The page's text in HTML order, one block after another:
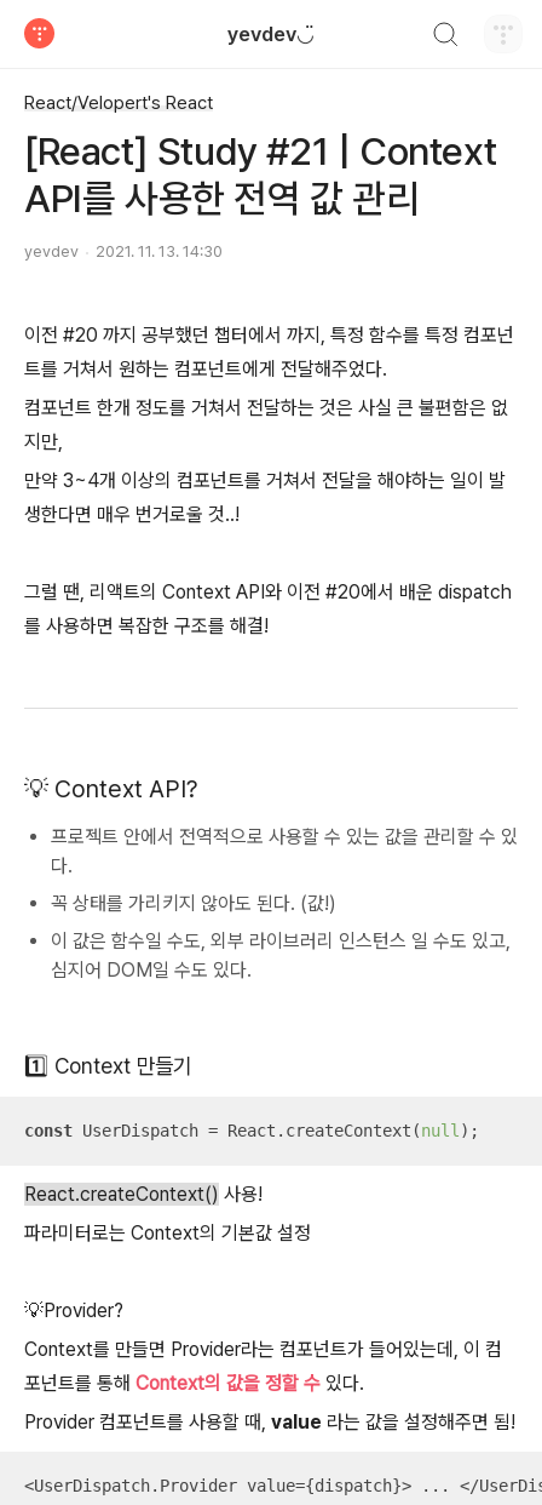
yevdev◡̈
React/Velopert's React
[React] Study #21 | Context
API를 사용한 전역 값 관리
yevdev 2021. 11. 13. 14:30
이전 #20 까지 공부했던 챕터에서 까지, 특정 함수를 특정 컴포넌
트를 거쳐서 원하는 컴포넌트에게 전달해주었다.
컴포넌트 한개 정도를 거쳐서 전달하는 것은 사실 큰 불편함은 없
지만,
만약 3~4개 이상의 컴포넌트를 거쳐서 전달을 해야하는 일이 발
생한다면 매우 번거로울 것..!
그럴 땐, 리액트의 Context API와 이전 #20에서 배운 dispatch
를 사용하면 복잡한 구조를 해결!
💡 Context API?
프로젝트 안에서 전역적으로 사용할 수 있는 값을 관리할 수 있
다.
꼭 상태를 가리키지 않아도 된다. (값!)
이 값은 함수일 수도, 외부 라이브러리 인스턴스 일 수도 있고,
심지어 DOM일 수도 있다.
1️⃣ Context 만들기
const UserDispatch = React.createContext(null);
React.createContext() 사용!
파라미터로는 Context의 기본값 설정
💡Provider?
Context를 만들면 Provider라는 컴포넌트가 들어있는데, 이 컴
포넌트를 통해 Context의 값을 정할 수 있다.
Provider 컴포넌트를 사용할 때, value 라는 값을 설정해주면 됨!
<UserDispatch.Provider value={dispatch}> ... </